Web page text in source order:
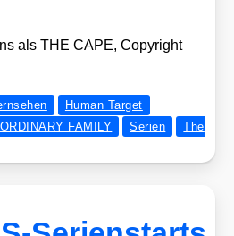
als THE CAPE, Copy­right
Human Target
FAMILY Serien
The